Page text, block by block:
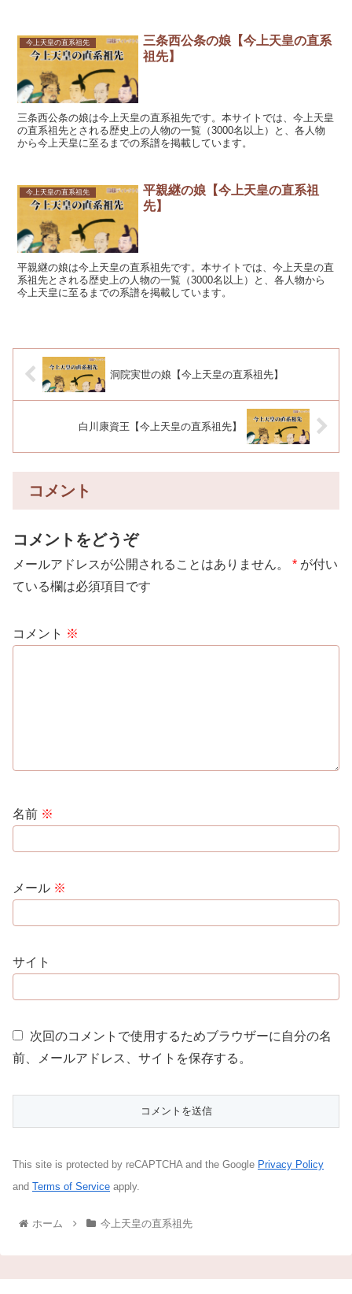
今上天皇の直系祖先
三条西公条の娘【今上天皇の直系
祖先】
三条西公条の娘は今上天皇の直系祖先です。本サイトでは、今上天皇
の直系祖先とされる歴史上の人物の一覧（3000名以上）と、各人物
から今上天皇に至るまでの系譜を掲載しています。
今上天皇の直系祖先
平親継の娘【今上天皇の直系祖
先】
平親継の娘は今上天皇の直系祖先です。本サイトでは、今上天皇の直
系祖先とされる歴史上の人物の一覧（3000名以上）と、各人物から
今上天皇に至るまでの系譜を掲載しています。
洞院実世の娘【今上天皇の直系祖先】
白川康資王【今上天皇の直系祖先】
コメント
コメントをどうぞ
メールアドレスが公開されることはありません。 * が付い
ている欄は必須項目です
コメント ※
名前 ※
メール ※
サイト
次回のコメントで使用するためブラウザーに自分の名
前、メールアドレス、サイトを保存する。
This site is protected by reCAPTCHA and the Google Privacy Policy
and Terms of Service apply.
ホーム 今上天皇の直系祖先